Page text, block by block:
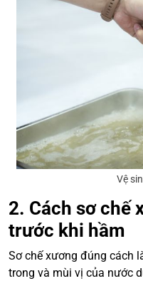
Vệ
2. Cách sơ chế
trước khi hầm
Sơ chế xương đúng cách
trong và mùi vị của nước